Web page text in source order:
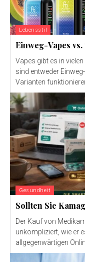
Lebensstil
Einweg-Vapes
Vapes gibt es in
sind entweder
Varianten
Gesundheit
Sollten Sie
Der Kauf von
unkompliziert, wie er
allgegenwärtigen